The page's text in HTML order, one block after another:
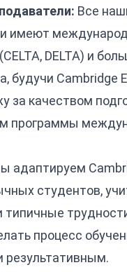
Все
имеют
DELTA) и
будучи Cambridge
за качеством
программы
адаптируем
студентов,
типичные
процесс